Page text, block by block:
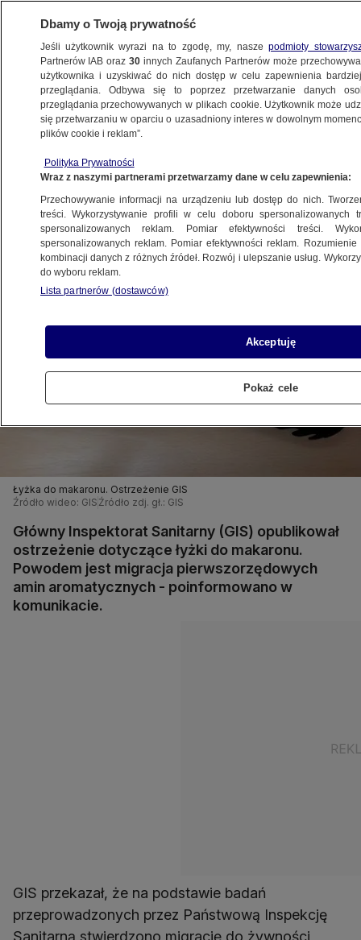
BIZNES
Z KRAJU
pierwszorzędowych amin aromatycznych"
27.10.2022, 06:52
Udostępnij
Łyżka do makaronu. Ostrzeżenie GIS
Źródło wideo: GIS Źródło zdj. gł.: GIS
Główny Inspektorat Sanitarny (GIS) opublikował
ostrzeżenie dotyczące łyżki do makaronu.
Powodem jest migracja pierwszorzędowych
amin aromatycznych - poinformowano w
komunikacie.
GIS przekazał, że na podstawie badań
przeprowadzonych przez Państwową Inspekcję
Sanitarną stwierdzono migrację do żywności
Dbamy o Twoją prywatność
Jeśli użytkownik wyrazi na to zgodę, my, naszepodmioty
Partnerów IAB oraz30 innych Zaufanych Partnerów może
użytkownika i uzyskiwać do nich dostęp w celu zapewnienia
przeglądania. Odbywa się to poprzez przetwarzanie danych
przeglądania przechowywanych w plikach cookie. Użytkownik może
się przetwarzaniu w oparciu o uzasadniony interes w dowolnym
plików cookie i reklam”.
Polityka Prywatności
Wraz z naszymi partnerami przetwarzamy dane w celu zapewnienia:
Przechowywanie informacji na urządzeniu lub dostęp do nich.
treści. Wykorzystywanie profili w celu doboru spersonalizowanych
spersonalizowanych reklam. Pomiar efektywności treści.
spersonalizowanych reklam. Pomiar efektywności reklam.
kombinacji danych z różnych źródeł. Rozwój i ulepszanie usług.
do wyboru reklam.
Lista partnerów (dostawców)
Akceptuję
Pokaż cele